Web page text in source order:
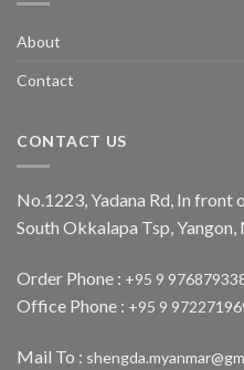
About
Contact
CONTACT US
No.1223, Yadana Rd, In
South Okkalapa Tsp, Yangon,
Order Phone : +95 9
Office Phone : +95 9
Mail To :